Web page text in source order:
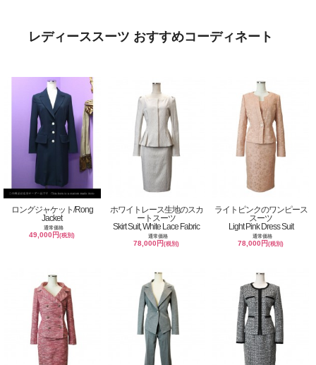
レディーススーツ おすすめコーディネート
ロングジャケット/Rong
Jacket
通常価格
49,000円(税別)
ホワイトレース生地のスカ
ートスーツ
Skirt Suit, White Lace Fabric
通常価格
78,000円(税別)
ライトピンクのワンピース
スーツ
Light Pink Dress Suit
通常価格
78,000円(税別)